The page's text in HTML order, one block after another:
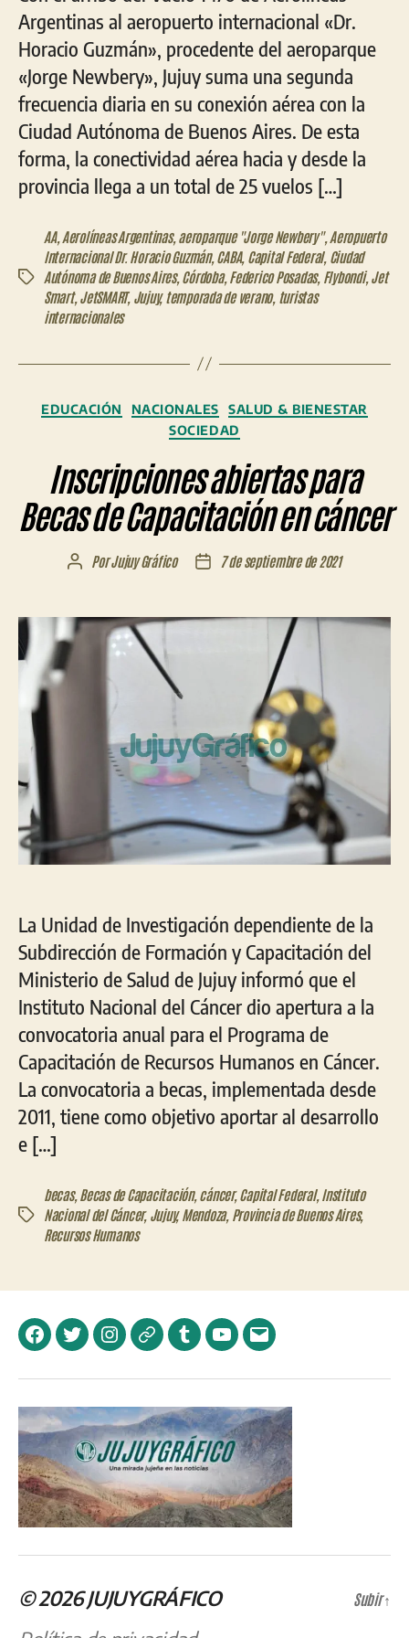
Argentinas al aeropuerto internacional «Dr.
Horacio Guzmán», procedente del aeroparque
«Jorge Newbery», Jujuy suma una segunda
frecuencia diaria en su conexión aérea con la
Ciudad Autónoma de Buenos Aires. De esta
forma, la conectividad aérea hacia y desde la
provincia llega a un total de 25 vuelos […]
Etiquetas
AA, Aerolíneas Argentinas, aeroparque "Jorge Newbery", Aeropuerto
Internacional Dr. Horacio Guzmán, CABA, Capital Federal, Ciudad
Autónoma de Buenos Aires, Córdoba, Federico Posadas, Flybondi, Jet
Smart, JetSMART, Jujuy,temporada de verano, turistas
internacionales
Categorías
EDUCACIÓN NACIONALES
SALUD & BIENESTAR
SOCIEDAD
Inscripciones abiertas para
Becas de Capacitación en cáncer
Autor
entrada
PorJujuy Gráfico
Fecha
entrada
7 de septiembre de 2021
La Unidad de Investigación dependiente de la
Subdirección de Formación y Capacitación del
Ministerio de Salud de Jujuy informó que el
Instituto Nacional del Cáncer dio apertura a la
convocatoria anual para el Programa de
Capacitación de Recursos Humanos en Cáncer.
La convocatoria a becas, implementada desde
2011, tiene como objetivo aportar al desarrollo
e […]
Etiquetas
becas, Becas de Capacitación, cáncer,Capital Federal, Instituto
Nacional del Cáncer, Jujuy,Mendoza, Provincia de Buenos Aires,
Recursos Humanos
FacebookTwitterInstagramTelegramTumblrYouTubeCorreo
© 2026JUJUYGRÁFICO
Subir↑